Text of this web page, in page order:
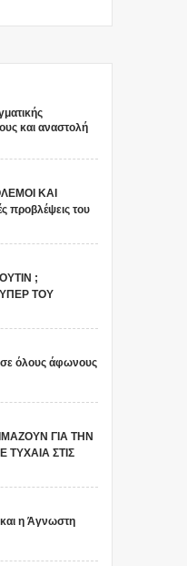
και αναστολή
ΚΑΙ
προβλέψεις του
;
ΤΟΥ
όλους άφωνους
ΓΙΑ ΤΗΝ
ΤΥΧΑΙΑ ΣΤΙΣ
η Άγνωστη